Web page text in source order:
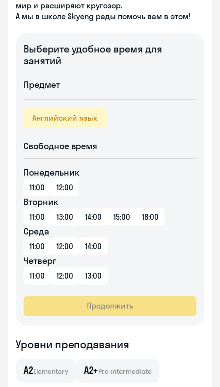
мир и расширяют кругозор.
А мы в школе Skyeng рады помочь вам в этом!
Выберите удобное время для
занятий
Предмет
Английский язык
Свободное время
Понедельник
11:00 12:00
Вторник
11:00 13:00 14:00 15:00 18:00
Среда
11:00 12:00 14:00
Четверг
11:00 12:00 13:00
Продолжить
Уровни преподавания
A2Elementary A2+Pre-intermediate